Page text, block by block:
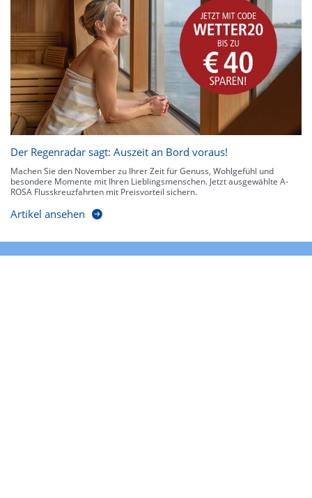
Der Regenradar sagt: Auszeit an Bord voraus!
Machen Sie den November zu Ihrer Zeit für Genuss, Wohlgefühl und
besondere Momente mit Ihren Lieblingsmenschen. Jetzt ausgewählte A-
ROSA Flusskreuzfahrten mit Preisvorteil sichern.
Artikel ansehen